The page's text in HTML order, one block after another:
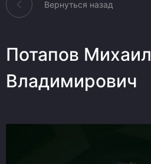
Вернуться назад
Потапов Михаил
Владимирович